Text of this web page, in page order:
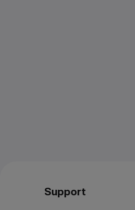
Support